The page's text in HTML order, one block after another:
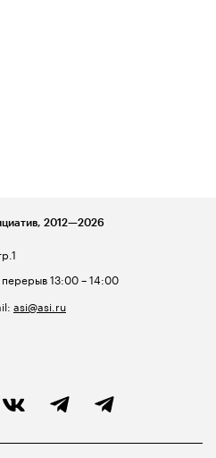
13:00 – 14:00
asi@asi.ru
2012—2026